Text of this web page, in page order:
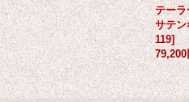
テー
サテ
119]
79,200